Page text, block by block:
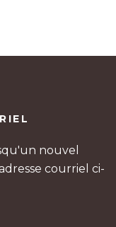
nouvel
courriel ci-